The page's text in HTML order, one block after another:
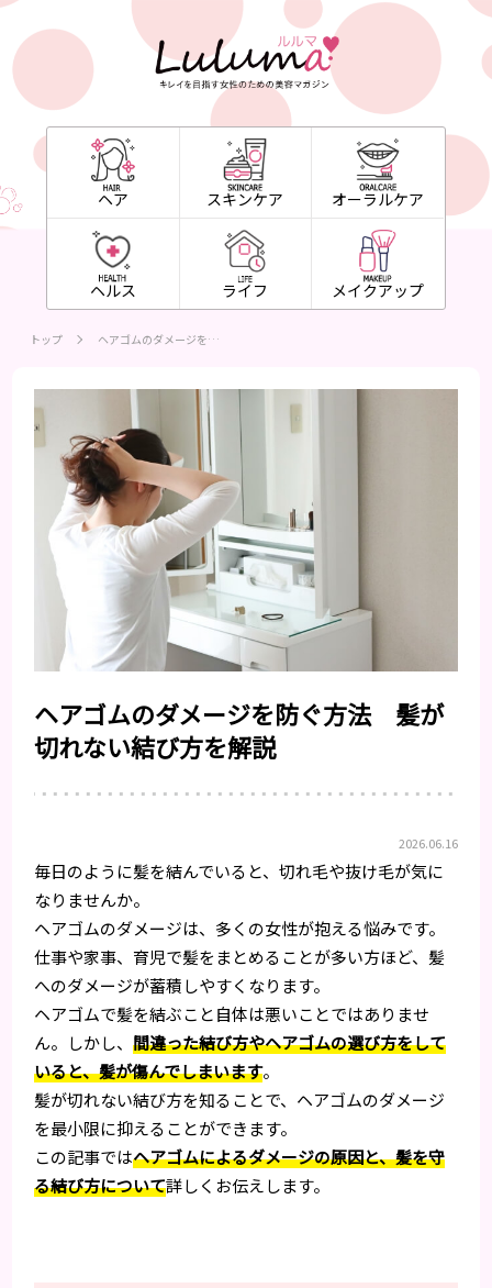
ヘア スキンケア オーラルケア
ヘルス ライフ メイクアップ
トップ ヘアゴムのダメージを…
ヘアゴムのダメージを防ぐ方法 髪が
切れない結び方を解説
2026.06.16
毎日のように髪を結んでいると、切れ毛や抜け毛が気に
なりませんか。
ヘアゴムのダメージは、多くの女性が抱える悩みです。
仕事や家事、育児で髪をまとめることが多い方ほど、髪
へのダメージが蓄積しやすくなります。
ヘアゴムで髪を結ぶこと自体は悪いことではありませ
ん。しかし、間違った結び方やヘアゴムの選び方をして
いると、髪が傷んでしまいます。
髪が切れない結び方を知ることで、ヘアゴムのダメージ
を最小限に抑えることができます。
この記事ではヘアゴムによるダメージの原因と、髪を守
る結び方について詳しくお伝えします。